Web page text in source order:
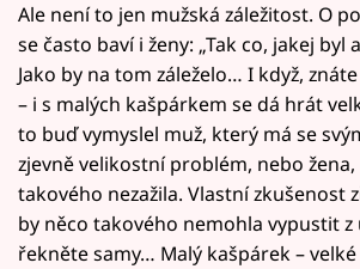
Ale není to jen mužská záležitost. O
se často baví i ženy: „Tak co, jakej byl
Jako by na tom záleželo… I když,
– i s malých kašpárkem se dá hrát
to buď vymyslel muž, který má se
zjevně velikostní problém, nebo
takového nezažila. Vlastní zkušenost
by něco takového nemohla vypustit z
řekněte samy… Malý kašpárek –